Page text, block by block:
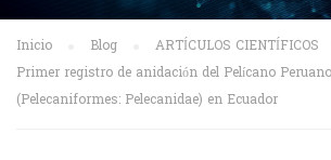
Inicio Blog
ARTÍCULOS CIENTÍFICOS
Primer registro de anidación del Pelícano
(Pelecaniformes: Pelecanidae) en Ecuador